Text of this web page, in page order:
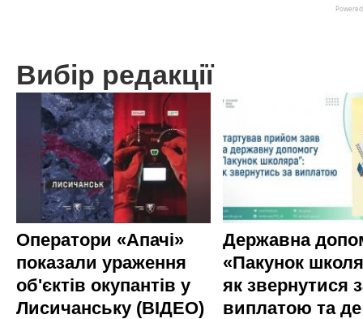
Вибір редакції
Оператори «Апачі»
показали ураження
об'єктів окупантів у
Лисичанську (ВІДЕО)
Державна
«Пакунок
як звернутися
виплатою та де